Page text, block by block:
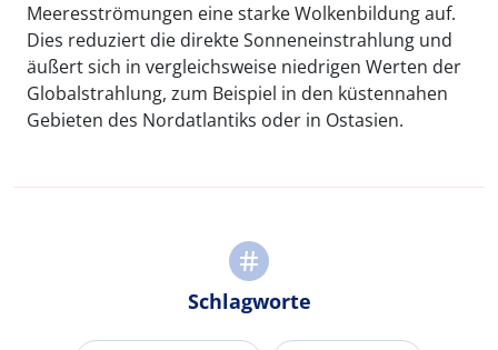
Meeresströmungen eine starke Wolkenbildung auf.
Dies reduziert die direkte Sonneneinstrahlung und
äußert sich in vergleichsweise niedrigen Werten der
Globalstrahlung, zum Beispiel in den küstennahen
Gebieten des Nordatlantiks oder in Ostasien.
Schlagworte